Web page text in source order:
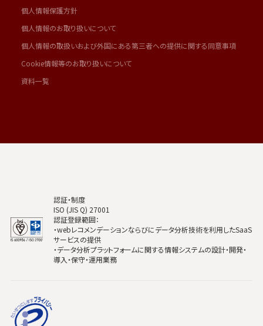
個人情報保護方針
個人情報のお取り扱いについて
個人情報の取扱いおよび外国にある第三者への提供に関する同意事項
Cookie情報等のお取り扱いについて
資料一覧
認証・制度
ISO (JIS Q) 27001
認証登録範囲：
・webレコメンデーションならびにデータ分析技術を利用したSaaS
サービスの提供
・データ分析プラットフォームに関する情報システムの設計・開発・
導入・保守・運用業務